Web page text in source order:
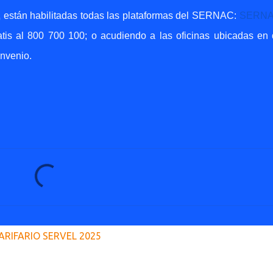
habilitadas todas las plataformas del SERNAC:
al 800 700 100; o acudiendo a las oficinas ubicadas en
SERVEL 2025